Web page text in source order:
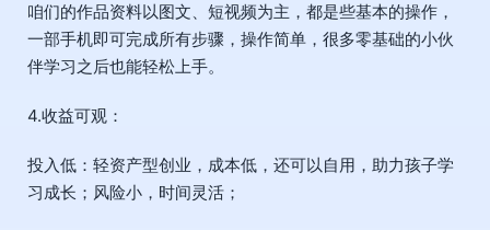
咱们的作品资料以图文、短视频为主，都是些基本的操作，
一部手机即可完成所有步骤，操作简单，很多零基础的小伙
伴学习之后也能轻松上手。
4.收益可观：
投入低：轻资产型创业，成本低，还可以自用，助力孩子学
习成长；风险小，时间灵活；